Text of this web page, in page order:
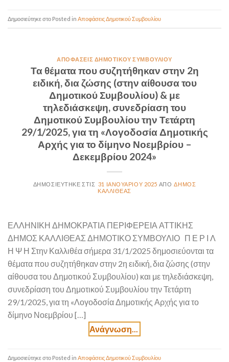
Posted in Αποφάσεις Δημοτικού Συμβουλίου
ΑΠΟΦΆΣΕΙΣ ΔΗΜΟΤΙΚΟΎ ΣΥΜΒΟΥΛΊΟΥ
Τα θέματα που συζητήθηκαν στην 2η
ειδική, δια ζώσης (στην αίθουσα του
Δημοτικού Συμβουλίου) & με
τηλεδιάσκεψη, συνεδρίαση του
Δημοτικού Συμβουλίου την Τετάρτη
29/1/2025, για τη «Λογοδοσία Δημοτικής
Αρχής για το δίμηνο Νοεμβρίου –
Δεκεμβρίου 2024»
31 ΙΑΝΟΥΑΡΊΟΥ 2025
ΔΉΜΟΣ
ΚΑΛΛΙΘΈΑΣ
ΕΛΛΗΝΙΚΗ ΔΗΜΟΚΡΑΤΙΑ ΠΕΡΙΦΕΡΕΙΑ ΑΤΤΙΚΗΣ
ΔΗΜΟΣ ΚΑΛΛΙΘΕΑΣ ΔΗΜΟΤΙΚΟ ΣΥΜΒΟΥΛΙΟ Π Ε Ρ Ι Λ
Η Ψ Η Στην Καλλιθέα σήμερα 31/1/2025 δημοσιεύονται τα
θέματα που συζητήθηκαν στην 2η ειδική, δια ζώσης (στην
αίθουσα του Δημοτικού Συμβουλίου) και με τηλεδιάσκεψη,
συνεδρίαση του Δημοτικού Συμβουλίου την Τετάρτη
29/1/2025, για τη «Λογοδοσία Δημοτικής Αρχής για το
δίμηνο Νοεμβρίου […]
Posted in Αποφάσεις Δημοτικού Συμβουλίου